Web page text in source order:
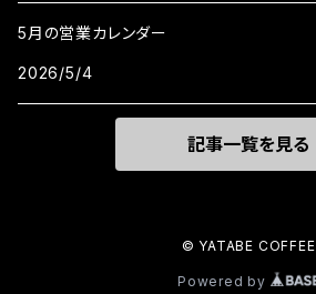
5月の営業カレンダー
2026/5/4
記事一覧を見る
© YATABE COFFEE
Powered by